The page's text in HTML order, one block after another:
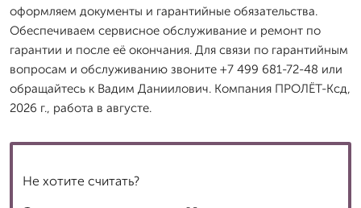
оформляем документы и гарантийные обязательства.
Обеспечиваем сервисное обслуживание и ремонт по
гарантии и после её окончания. Для связи по гарантийным
вопросам и обслуживанию звоните +7 499 681-72-48 или
обращайтесь к Вадим Даниилович. Компания ПРОЛЁТ-Ксд,
2026 г., работа в августе.
Не хотите считать?